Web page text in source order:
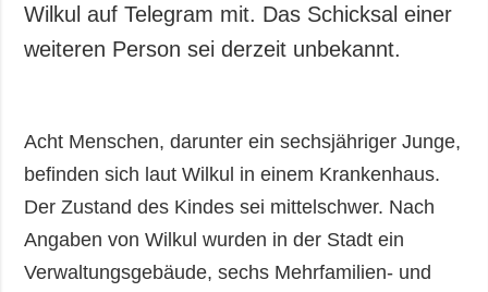
Notstand und
Notfälle
Interview
Fotos
Video
Fotobank
Wilkul auf Telegram mit. Das Schicksal einer
weiteren Person sei derzeit unbekannt.
Acht Menschen, darunter ein sechsjähriger Junge,
befinden sich laut Wilkul in einem Krankenhaus.
Der Zustand des Kindes sei mittelschwer. Nach
Angaben von Wilkul wurden in der Stadt ein
Verwaltungsgebäude, sechs Mehrfamilien- und